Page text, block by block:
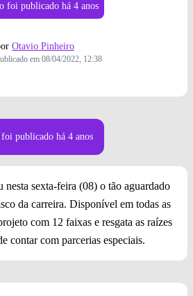
foi publicado há 4 anos
Otavio Pinheiro
em 08/04/2022, 12:38
foi publicado há 4 anos
nesta sexta-feira (08) o tão aguardado
da carreira. Disponível em todas as
com 12 faixas e resgata as raízes
contar com parcerias especiais.